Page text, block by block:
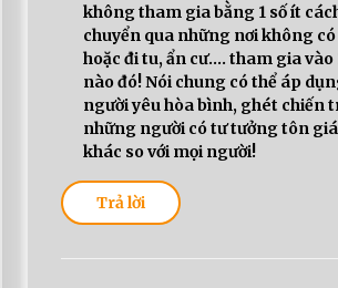
không tham gia bằng 1 số ít
chuyển qua những nơi không
hoặc đi tu, ẩn cư…. tham gia vào
nào đó! Nói chung có thể áp
người yêu hòa bình, ghét chiến
những người có tư tưởng tôn
khác so với mọi người!
Trả lời